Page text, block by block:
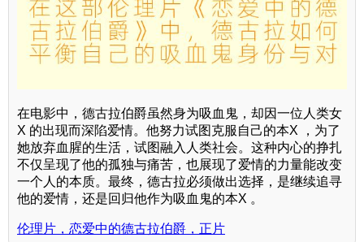
在电影中，德古拉伯爵虽然身为吸血鬼，却因一位人类女
X 的出现而深陷爱情。他努力试图克服自己的本X ，为了
她放弃血腥的生活，试图融入人类社会。这种内心的挣扎
不仅呈现了他的孤独与痛苦，也展现了爱情的力量能改变
一个人的本质。最终，德古拉必须做出选择，是继续追寻
他的爱情，还是回归他作为吸血鬼的本X 。
伦理片，恋爱中的德古拉伯爵，正片